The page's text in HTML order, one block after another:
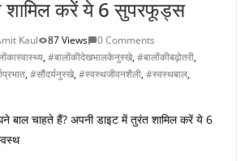
शामिल करें ये 6 सुपरफूड्स
Kaul 87 Views
0 Comments
,#बालोंकीदेखभालकेनुस्खे,#बालोंकीबढ़ोतरी,
,#सौंदर्यनुस्खे,#स्वस्थजीवनशैली,#स्वस्थबाल,
बाल चाहते हैं? अपनी डाइट में तुरंत शामिल करें ये 6